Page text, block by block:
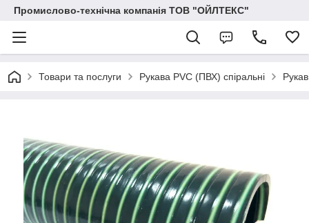
Промислово-технічна компанія ТОВ "ОЙЛТЕКС"
Товари та послуги Рукава PVC (ПВХ) спіральні